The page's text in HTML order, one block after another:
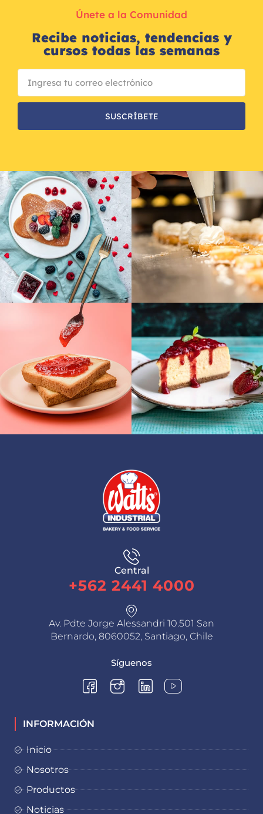
Únete a la Comunidad
Recibe noticias, tendencias y
cursos todas las semanas
SUSCRÍBETE
Central
+562 2441 4000
Av. Pdte Jorge Alessandri 10.501 San
Bernardo, 8060052, Santiago, Chile
Síguenos
INFORMACIÓN
Inicio
Nosotros
Productos
Noticias